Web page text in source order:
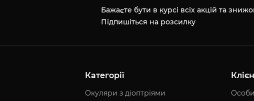
Бажаєте бути в курсі всіх акцій та
Підпишіться на розсилку
Категорії
Окуляри з діоптріями